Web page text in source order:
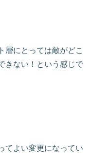
層にとっては敵がどこ
きない！という感じで
てよい変更になってい